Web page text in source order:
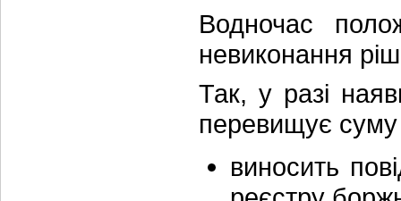
Водночас
невиконання
Так, у разі
перевищує суму
виносить